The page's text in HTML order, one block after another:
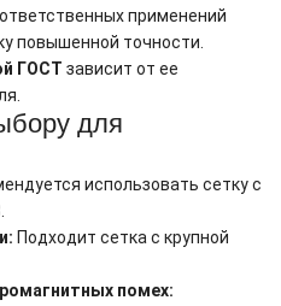
применений
повышенной точности.
ГОСТ зависит от ее
для
использовать сетку с
Подходит сетка с крупной
помех: